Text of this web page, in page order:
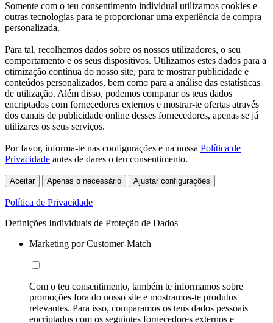
Somente com o teu consentimento individual utilizamos cookies e
outras tecnologias para te proporcionar uma experiência de compra
personalizada.
Para tal, recolhemos dados sobre os nossos utilizadores, o seu
comportamento e os seus dispositivos. Utilizamos estes dados para a
otimização contínua do nosso site, para te mostrar publicidade e
conteúdos personalizados, bem como para a análise das estatísticas
de utilização. Além disso, podemos comparar os teus dados
encriptados com fornecedores externos e mostrar-te ofertas através
dos canais de publicidade online desses fornecedores, apenas se já
utilizares os seus serviços.
Por favor, informa-te nas configurações e na nossa Política de
Privacidade antes de dares o teu consentimento.
Aceitar Apenas o necessário Ajustar configurações
Política de Privacidade
Definições Individuais de Proteção de Dados
Marketing por Customer-Match
Com o teu consentimento, também te informamos sobre
promoções fora do nosso site e mostramos-te produtos
relevantes. Para isso, comparamos os teus dados pessoais
encriptados com os seguintes fornecedores externos e